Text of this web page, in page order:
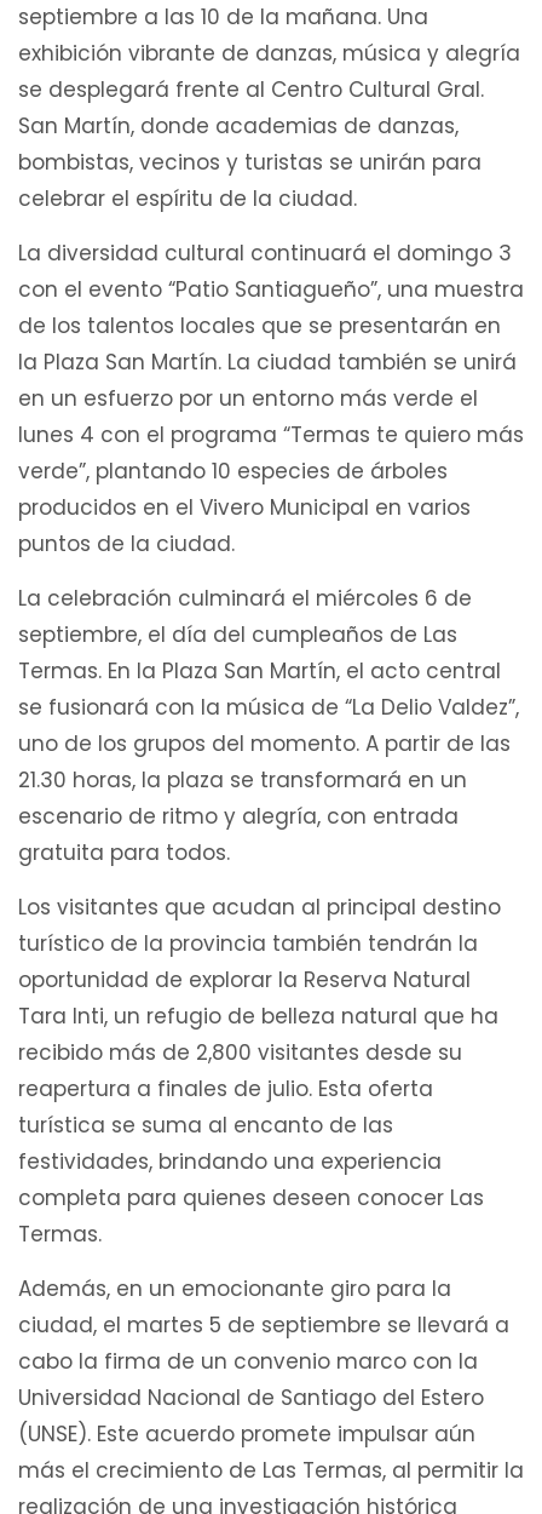
septiembre a las 10 de la mañana. Una
exhibición vibrante de danzas, música y alegría
se desplegará frente al Centro Cultural Gral.
San Martín, donde academias de danzas,
bombistas, vecinos y turistas se unirán para
celebrar el espíritu de la ciudad.
La diversidad cultural continuará el domingo 3
con el evento “Patio Santiagueño”, una muestra
de los talentos locales que se presentarán en
la Plaza San Martín. La ciudad también se unirá
en un esfuerzo por un entorno más verde el
lunes 4 con el programa “Termas te quiero más
verde”, plantando 10 especies de árboles
producidos en el Vivero Municipal en varios
puntos de la ciudad.
La celebración culminará el miércoles 6 de
septiembre, el día del cumpleaños de Las
Termas. En la Plaza San Martín, el acto central
se fusionará con la música de “La Delio Valdez”,
uno de los grupos del momento. A partir de las
21.30 horas, la plaza se transformará en un
escenario de ritmo y alegría, con entrada
gratuita para todos.
Los visitantes que acudan al principal destino
turístico de la provincia también tendrán la
oportunidad de explorar la Reserva Natural
Tara Inti, un refugio de belleza natural que ha
recibido más de 2,800 visitantes desde su
reapertura a finales de julio. Esta oferta
turística se suma al encanto de las
festividades, brindando una experiencia
completa para quienes deseen conocer Las
Termas.
Además, en un emocionante giro para la
ciudad, el martes 5 de septiembre se llevará a
cabo la firma de un convenio marco con la
Universidad Nacional de Santiago del Estero
(UNSE). Este acuerdo promete impulsar aún
más el crecimiento de Las Termas, al permitir la
realización de una investigación histórica